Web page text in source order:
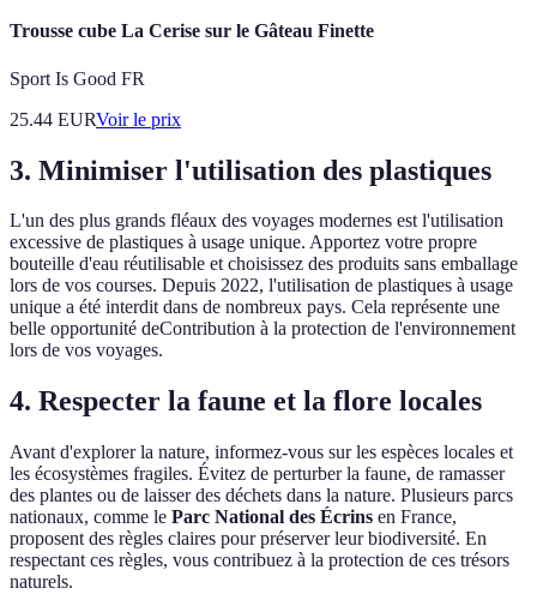
Trousse cube La Cerise sur le Gâteau Finette
Sport Is Good FR
25.44 EURVoir le prix
3. Minimiser l'utilisation des plastiques
L'un des plus grands fléaux des voyages modernes est l'utilisation
excessive de plastiques à usage unique. Apportez votre propre
bouteille d'eau réutilisable et choisissez des produits sans emballage
lors de vos courses. Depuis 2022, l'utilisation de plastiques à usage
unique a été interdit dans de nombreux pays. Cela représente une
belle opportunité deContribution à la protection de l'environnement
lors de vos voyages.
4. Respecter la faune et la flore locales
Avant d'explorer la nature, informez-vous sur les espèces locales et
les écosystèmes fragiles. Évitez de perturber la faune, de ramasser
des plantes ou de laisser des déchets dans la nature. Plusieurs parcs
nationaux, comme le Parc National des Écrins en France,
proposent des règles claires pour préserver leur biodiversité. En
respectant ces règles, vous contribuez à la protection de ces trésors
naturels.